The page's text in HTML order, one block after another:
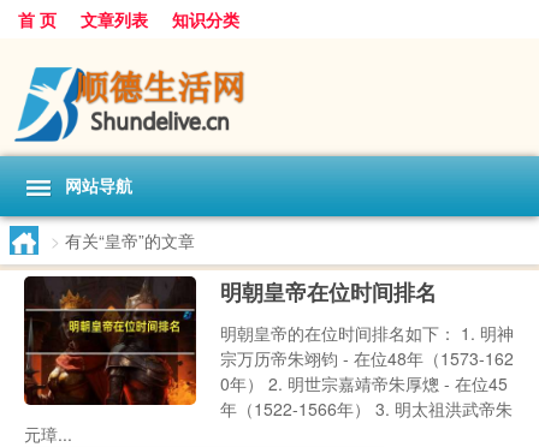
首 页 文章列表 知识分类
网站导航
> 有关“皇帝”的文章
明朝皇帝在位时间排名
明朝皇帝的在位时间排名如下： 1. 明神
宗万历帝朱翊钧 - 在位48年（1573-162
0年） 2. 明世宗嘉靖帝朱厚熜 - 在位45
年（1522-1566年） 3. 明太祖洪武帝朱
元璋...